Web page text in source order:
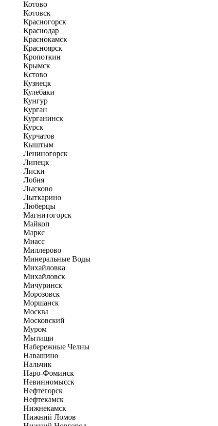
Котово
Котовск
Красногорск
Краснодар
Краснокамск
Красноярск
Кропоткин
Крымск
Кстово
Кузнецк
Кулебаки
Кунгур
Курган
Курганинск
Курск
Курчатов
Кыштым
Лениногорск
Липецк
Лиски
Лобня
Лысково
Лыткарино
Люберцы
Магнитогорск
Майкоп
Маркс
Миасс
Миллерово
Минеральные Воды
Михайловка
Михайловск
Мичуринск
Морозовск
Моршанск
Москва
Московский
Муром
Мытищи
Набережные Челны
Навашино
Нальчик
Наро-Фоминск
Невинномысск
Нефтегорск
Нефтекамск
Нижнекамск
Нижний Ломов